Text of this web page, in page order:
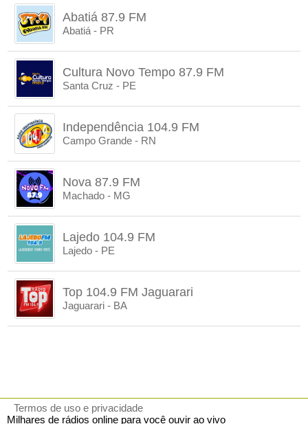
Abatiá 87.9 FM
Abatiá - PR
Cultura Novo Tempo 87.9 FM
Santa Cruz - PE
Independência 104.9 FM
Campo Grande - RN
Nova 87.9 FM
Machado - MG
Lajedo 104.9 FM
Lajedo - PE
Top 104.9 FM Jaguarari
Jaguarari - BA
Termos de uso e privacidade
Milhares de rádios online para você ouvir ao vivo